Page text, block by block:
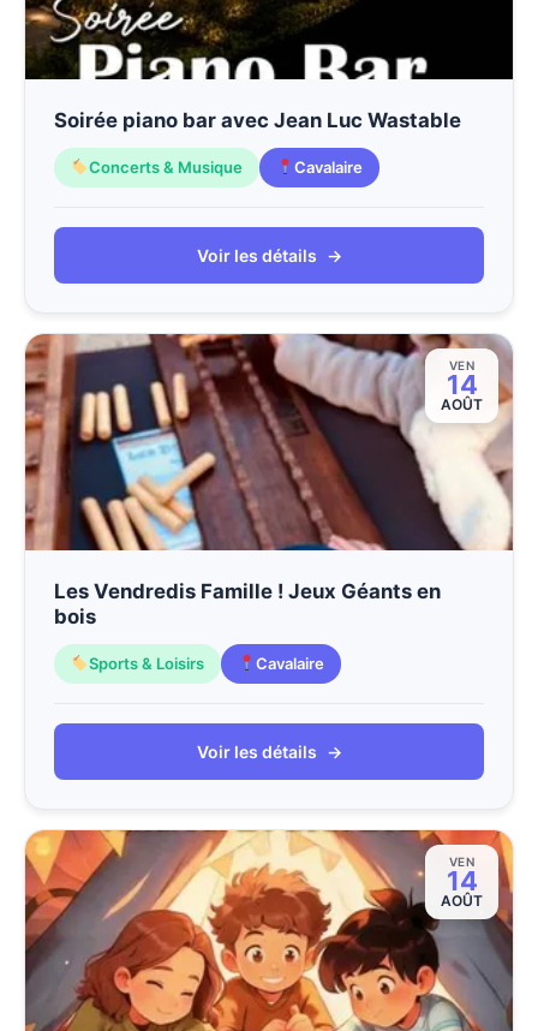
Soirée piano bar avec Jean Luc Wastable
Concerts & Musique Cavalaire
Voir les détails →
VEN
14
AOÛT
Les Vendredis Famille ! Jeux Géants en
bois
Sports & Loisirs Cavalaire
Voir les détails →
VEN
14
AOÛT